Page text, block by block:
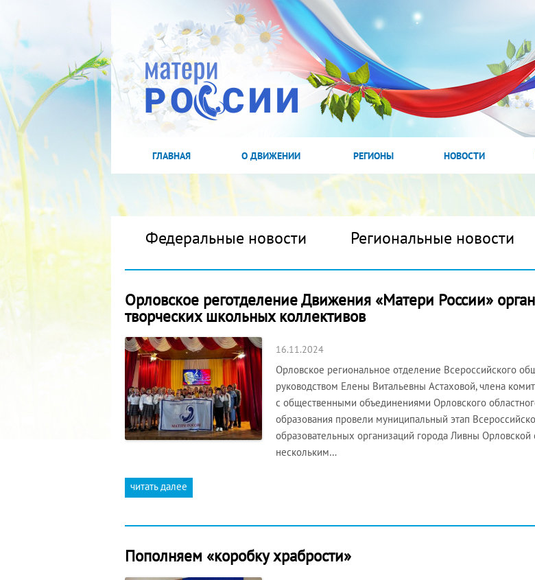
ГЛАВНАЯ О ДВИЖЕНИИ РЕГИОНЫ НОВОСТИ
Федеральные новости Региональные новости
Орловское реготделение Движения «Матери России»
творческих школьных коллективов
16.11.2024
Орловское региональное отделение Всероссийского
руководством Елены Витальевны Астаховой, члена
с общественными объединениями Орловского
образования провели муниципальный этап
образовательных организаций города Ливны Орловской
нескольким…
читать далее
Пополняем «коробку храбрости»